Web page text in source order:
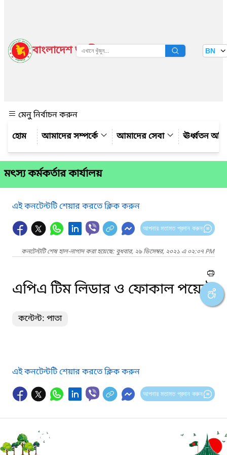
বাংলাদেশ জাতীয় তথ্য বাতায়ন BN
মেনু নির্বাচন করুন
আমাদের সম্পর্কে
আমাদের সেবা ঊর্ধ্বতন
মৎস্য কর্মকর্তার কার্যালয়
এই কনটেন্টটি শেয়ার করতে ক্লিক করুন
আপনার মতামত প্রদান করুন
কনটেন্টটি শেষ হাল-নাগাদ করা হয়েছে: বুধবার, ২৯ ডিসেম্বর, ২০২১ এ ০২:০৭ PM
এপিএ টিম লিডার ও ফোকাল পয়েন্ট
কন্টেন্ট: পাতা
এই কনটেন্টটি শেয়ার করতে ক্লিক করুন
আপনার মতামত প্রদান করুন